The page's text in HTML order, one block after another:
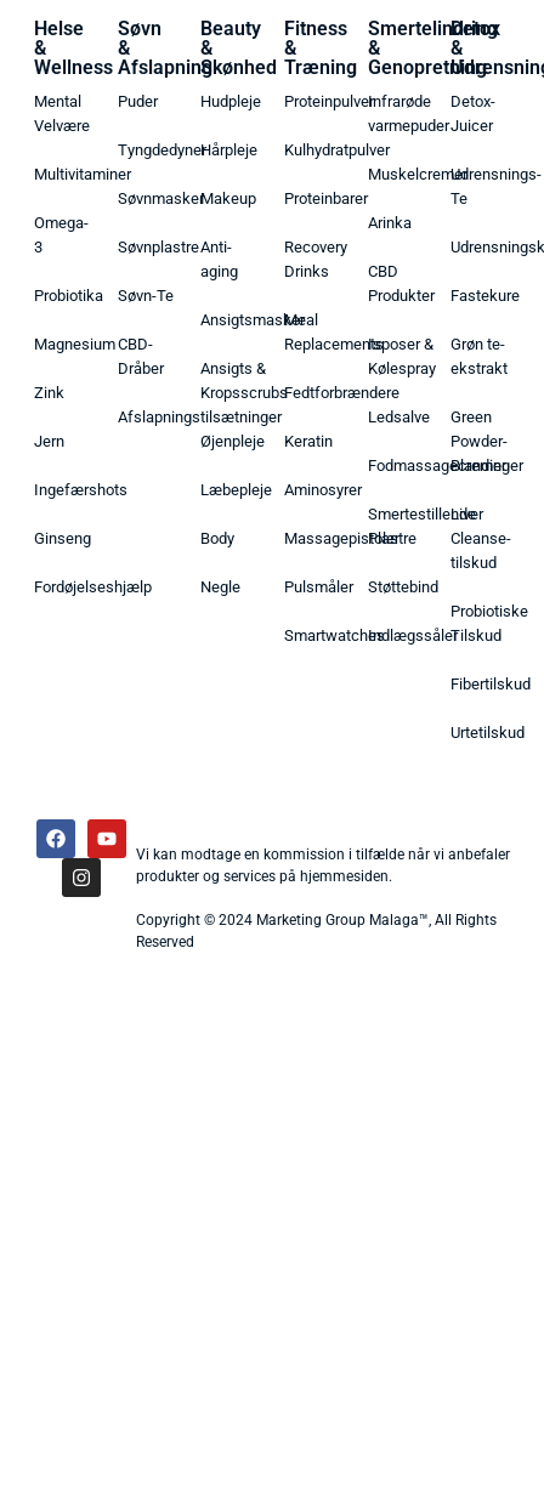
Helse
&
Wellness
Mental
Velvære
Multivitaminer
Omega-
3
Probiotika
Magnesium
Zink
Jern
Ingefærshots
Ginseng
Fordøjelseshjælp
Søvn
&
Afslapning
Puder
Tyngdedyner
Søvnmasker
Søvnplastre
Søvn-Te
CBD-
Dråber
Afslapningstilsætninger
Beauty
&
Skønhed
Hudpleje
Hårpleje
Makeup
Anti-
aging
Ansigtsmasker
Ansigts &
Kropsscrubs
Øjenpleje
Læbepleje
Body
Negle
Fitness
&
Træning
Proteinpulver
Kulhydratpulver
Proteinbarer
Recovery
Drinks
Meal
Replacements
Fedtforbrændere
Keratin
Aminosyrer
Massagepistoler
Pulsmåler
Smartwatches
Smertelindring
&
Genopretning
Infrarøde
varmepuder
Muskelcremer
Arinka
CBD
Produkter
Isposer &
Kølespray
Ledsalve
Fodmassagecremer
Smertestillende
Plastre
Støttebind
Indlægssåler
Detox
&
Detox-
Juicer
Udrensnings-
Te
Fastekure
Grøn te-
ekstrakt
Green
Powder-
Blandinger
Liver
Cleanse-
tilskud
Probiotiske
Tilskud
Fibertilskud
Urtetilskud
Vi kan modtage en kommission i tilfælde når vi anbefaler
produkter og services på hjemmesiden.
Copyright © 2024 Marketing Group Malaga™, All Rights
Reserved